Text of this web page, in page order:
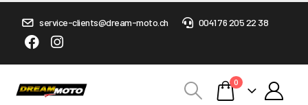
service-clients@dream-moto.ch 0041 76 205 22 38
0